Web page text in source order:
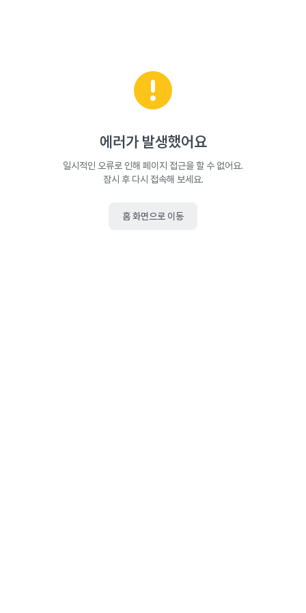
에러가 발생했어요
일시적인 오류로 인해 페이지 접근을 할 수 없어요.
잠시 후 다시 접속해 보세요.
홈 화면으로 이동